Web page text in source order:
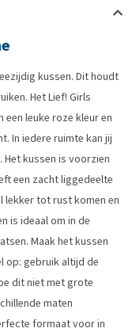
kussen. Dit houdt
Het Lief! Girls
een leuke roze kleur en
In iedere ruimte kan jij
kussen is voorzien
een zacht liggedeelte
lekker tot rust komen en
is ideaal om in de
Maak het kussen
op: gebruik altijd de
dit niet met grote
maten
formaat voor in